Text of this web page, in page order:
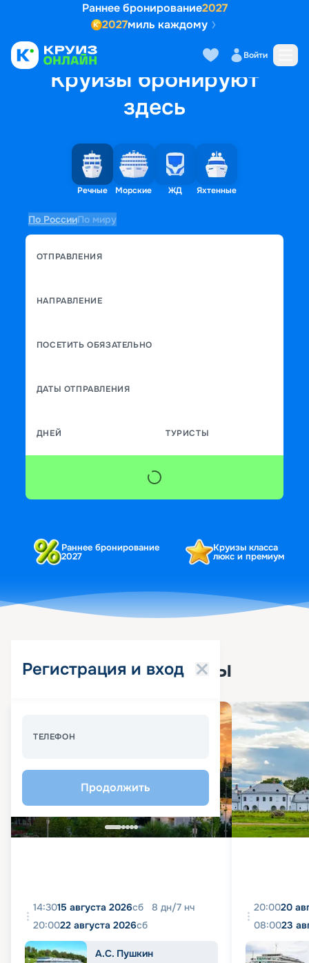
Раннее бронирование2027
2027миль каждому
Войти
Круизы бронируют
здесь
Речные Морские ЖД Яхтенные
По РоссииПо миру
ОТПРАВЛЕНИЯ
НАПРАВЛЕНИЕ
ПОСЕТИТЬ ОБЯЗАТЕЛЬНО
ДАТЫ ОТПРАВЛЕНИЯ
ДНЕЙ ТУРИСТЫ
Раннее бронирование
2027
Круизы класса
люкс и премиум
Регистрация и вход
ТЕЛЕФОН
Продолжить
Популярные круизы
14:3015 августа 2026сб 8 дн/7 нч
20:0022 августа 2026сб
А.С. Пушкин
20:0020
08:0023